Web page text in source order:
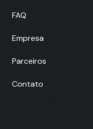
FAQ
Empresa
Parceiros
Contato